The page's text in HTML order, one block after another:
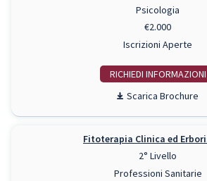
Psicologia
€2.000
Iscrizioni Aperte
RICHIEDI INFO
Scarica Brochure
Fitoterapia Clinica ed
2° Livello
Professioni Sanitarie